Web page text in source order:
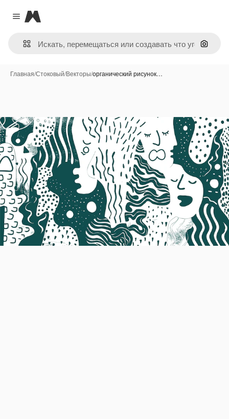
Close menu
Magnific
Поиск
Главная/Стоковый/Векторы/органический рисунок…